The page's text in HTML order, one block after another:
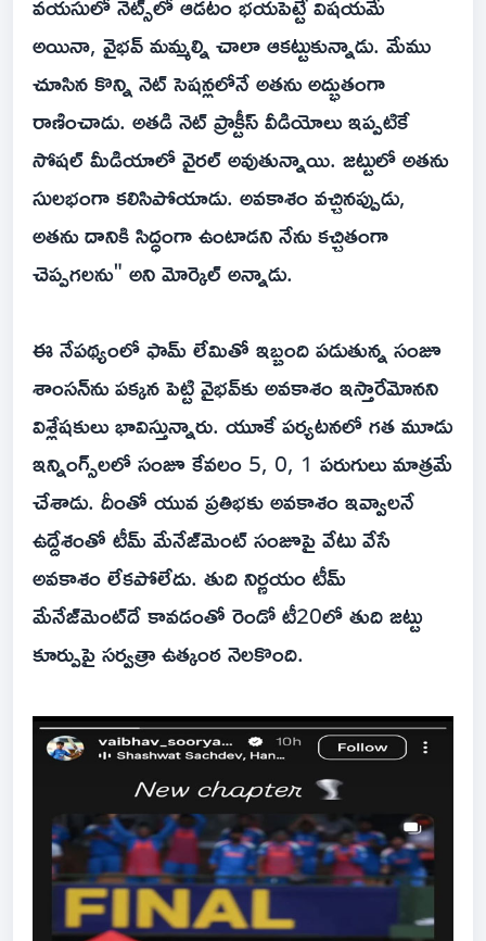
అయినా, వైభవ్ మమ్మల్ని చాలా ఆకట్టుకున్నాడు. మేము
చూసిన కొన్ని నెట్ సెషన్లలోనే అతను అద్భుతంగా
రాణించాడు. అతడి నెట్ ప్రాక్టీస్ వీడియోలు ఇప్పటికే
సోషల్ మీడియాలో వైరల్ అవుతున్నాయి. జట్టులో అతను
సులభంగా కలిసిపోయాడు. అవకాశం వచ్చినప్పుడు,
అతను దానికి సిద్ధంగా ఉంటాడని నేను కచ్చితంగా
చెప్పగలను" అని మోర్కెల్ అన్నాడు.
ఈ నేపథ్యంలో ఫామ్ లేమితో ఇబ్బంది పడుతున్న సంజూ
శాంసన్‌ను పక్కన పెట్టి వైభవ్‌కు అవకాశం ఇస్తారేమోనని
విశ్లేషకులు భావిస్తున్నారు. యూకే పర్యటనలో గత మూడు
ఇన్నింగ్స్‌లలో సంజూ కేవలం 5, 0, 1 పరుగులు మాత్రమే
చేశాడు. దీంతో యువ ప్రతిభకు అవకాశం ఇవ్వాలనే
ఉద్దేశంతో టీమ్ మేనేజ్‌మెంట్ సంజూపై వేటు వేసే
అవకాశం లేకపోలేదు. తుది నిర్ణయం టీమ్
మేనేజ్‌మెంట్‌దే కావడంతో రెండో టీ20లో తుది జట్టు
కూర్పుపై సర్వత్రా ఉత్కంఠ నెలకొంది.